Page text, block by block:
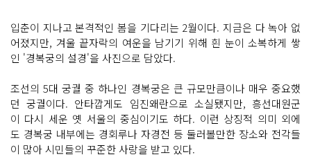
털 R
L
복
하
기
게
변
작
게
변
입춘이 지나고 본격적인 봄을 기다리는 2월이다. 지금은 다 녹아 없
어졌지만, 겨울 끝자락의 여운을 남기기 위해 흰 눈이 소복하게 쌓
인 '경복궁의 설경'을 사진으로 담았다.
조선의 5대 궁궐 중 하나인 경복궁은 큰 규모만큼이나 매우 중요했
던 궁궐이다. 안타깝게도 임진왜란으로 소실됐지만, 흥선대원군
이 다시 세운 옛 서울의 중심이기도 하다. 이런 상징적 의미 외에
도 경복궁 내부에는 경회루나 자경전 등 둘러볼만한 장소와 전각들
이 많아 시민들의 꾸준한 사랑을 받고 있다.